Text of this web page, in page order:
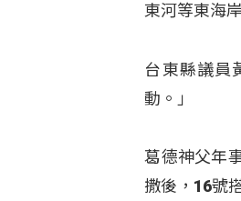
東河等東海
台東縣議員
動。」
葛德神父年
撒後，16號